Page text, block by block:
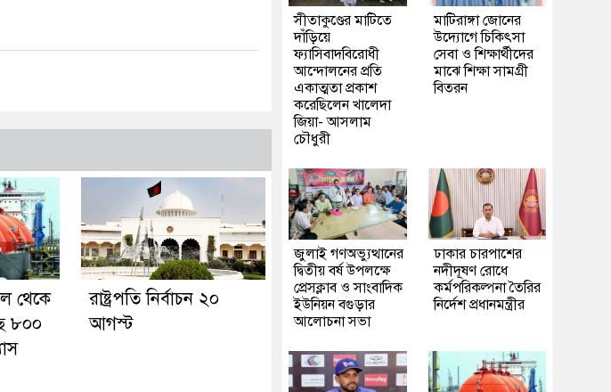
থেকে
৮০০
রাষ্ট্রপতি নির্বাচন ২০
আগস্ট
সীতাকুণ্ডের মাটিতে
দাঁড়িয়ে
ফ্যাসিবাদবিরোধী
আন্দোলনের প্রতি
একাত্মতা প্রকাশ
করেছিলেন খালেদা
জিয়া- আসলাম
চৌধুরী
মাটিরাঙ্গা জোনের
উদ্যোগে চিকিৎসা
সেবা ও শিক্ষার্থীদের
মাঝে শিক্ষা সামগ্রী
বিতরন
জুলাই গণঅভ্যুত্থানের
দ্বিতীয় বর্ষ উপলক্ষে
প্রেসক্লাব ও সাংবাদিক
ইউনিয়ন বগুড়ার
আলোচনা সভা
ঢাকার চারপাশের
নদীদূষণ রোধে
কর্মপরিকল্পনা তৈরির
নির্দেশ প্রধানমন্ত্রীর